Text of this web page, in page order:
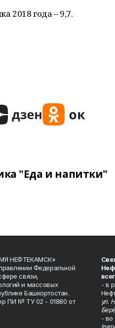
2018 года – 9,7.
"Еда и напитки"
НЕФТЕКАМСК»
Федеральной
связи,
и массовых
Башкортостан.
ПИ № ТУ 02 - 01880 от
- в
ул.
- во